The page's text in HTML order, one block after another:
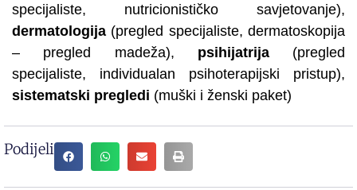
specijaliste, nutricionističko savjetovanje),
dermatologija (pregled specijaliste, dermatoskopija
– pregled madeža), psihijatrija(pregled
specijaliste, individualan psihoterapijski pristup),
sistematski pregledi (muški i ženski paket)
Podijeli